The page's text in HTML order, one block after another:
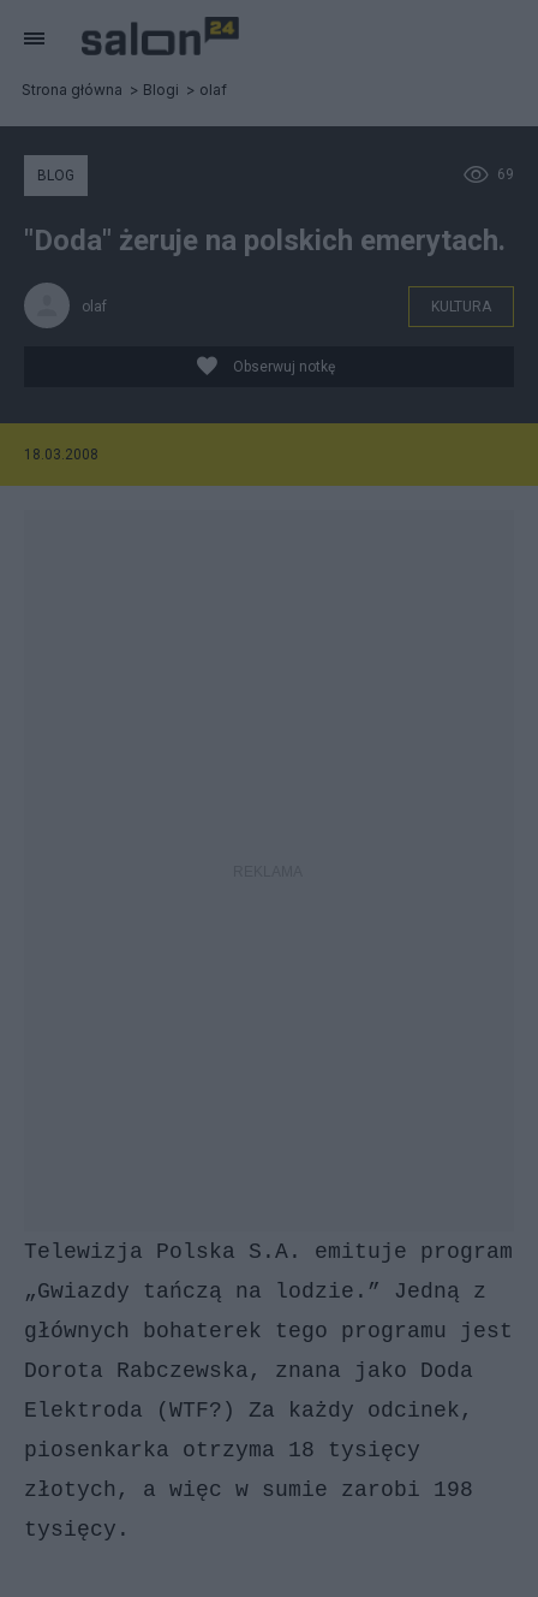
Strona główna Blogi olaf
69
BLOG
"Doda" żeruje na polskich emerytach.
olaf KULTURA
Obserwuj notkę
18.03.2008
Telewizja Polska S.A. emituje program
„Gwiazdy tańczą na lodzie.” Jedną z
głównych bohaterek tego programu jest
Dorota Rabczewska, znana jako Doda
Elektroda (WTF?) Za każdy odcinek,
piosenkarka otrzyma 18 tysięcy
złotych, a więc w sumie zarobi 198
tysięcy.